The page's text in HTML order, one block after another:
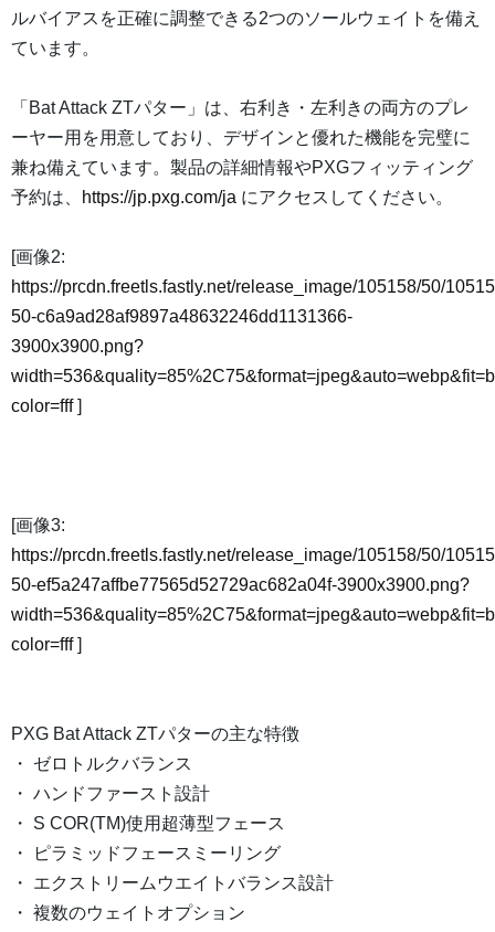
ルバイアスを正確に調整できる2つのソールウェイトを備え
ています。
「Bat Attack ZTパター」は、右利き・左利きの両方のプレ
ーヤー用を用意しており、デザインと優れた機能を完璧に
兼ね備えています。製品の詳細情報やPXGフィッティング
予約は、
https://jp.pxg.com/ja にアクセスしてください。
[画像2:
https://prcdn.freetls.fastly.net/release_image/105158/50/
50-c6a9ad28af9897a48632246dd1131366-
3900x3900.png?
color=fff]
[画像3:
https://prcdn.freetls.fastly.net/release_image/105158/50/
50-ef5a247affbe77565d52729ac682a04f-3900x3900.png?
color=fff]
PXG Bat Attack ZTパターの主な特徴
・ ゼロトルクバランス
・ ハンドファースト設計
・ S COR(TM)使用超薄型フェース
・ ピラミッドフェースミーリング
・ エクストリームウエイトバランス設計
・ 複数のウェイトオプション